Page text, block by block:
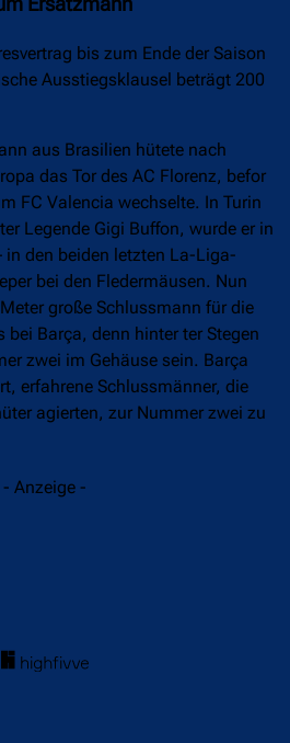
bis zum Ende der Saison
Ausstiegsklausel beträgt 200
aus Brasilien hütete nach
das Tor des AC Florenz, befor
FC Valencia wechselte. In Turin
Legende Gigi Buffon, wurde er in
den beiden letzten La-Liga-
bei den Fledermäusen. Nun
große Schlussmann für die
bei Barça, denn hinter ter Stegen
zwei im Gehäuse sein. Barça
erfahrene Schlussmänner, die
agierten, zur Nummer zwei zu
- Anzeige -